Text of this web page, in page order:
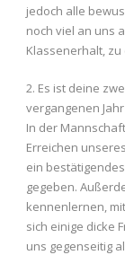
jedoch alle
noch viel an uns
Klassenerhalt, zu
2. Es ist deine
vergangenen
In der
Erreichen
ein
gegeben.
kennenlernen,
sich einige dicke
uns gegenseitig